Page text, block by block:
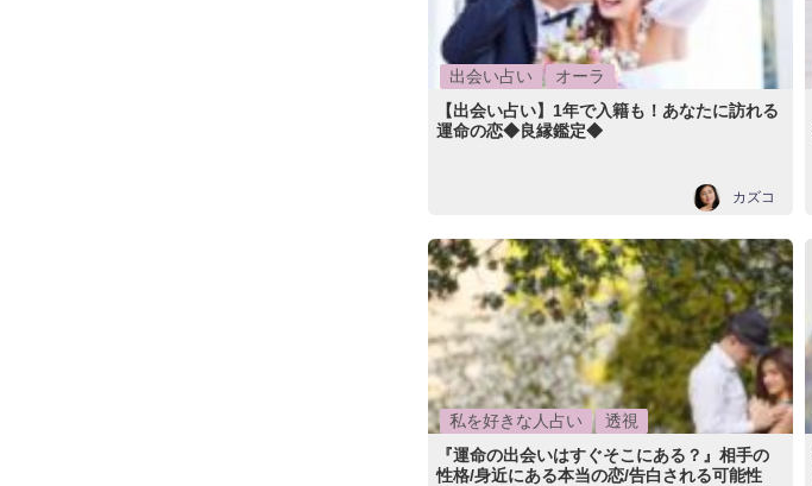
出会い占い
オーラ
【出会い占い】1年で入籍も！あなたに訪れる
運命の恋◆良縁鑑定◆
カズコ
私を好きな人占い
透視
『運命の出会いはすぐそこにある？』相手の
性格/身近にある本当の恋/告白される可能性